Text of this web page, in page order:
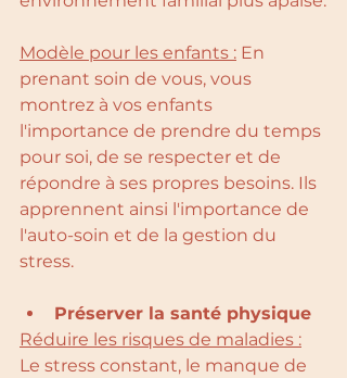
Modèle pour les enfants : En
prenant soin de vous, vous
montrez à vos enfants
l'importance de prendre du temps
pour soi, de se respecter et de
répondre à ses propres besoins. Ils
apprennent ainsi l'importance de
l'auto-soin et de la gestion du
stress.
Préserver la santé physique
Réduire les risques de maladies :
Le stress constant, le manque de